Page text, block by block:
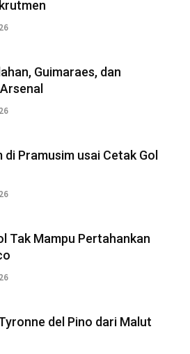
Guimaraes, dan
di Pramusim usai Cetak Gol
Tak Mampu Pertahankan
del Pino dari Malut